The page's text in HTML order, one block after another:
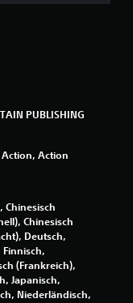
PUBLISHING
Action
Chinesisch
Chinesisch
Deutsch,
Finnisch,
(Frankreich),
Japanisch,
Niederländisch,